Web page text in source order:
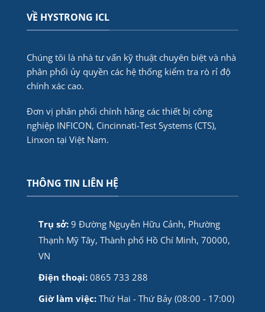
VỀ HYSTRONG ICL
Chúng tôi là nhà tư vấn kỹ thuật chuyên biệt và nhà
phân phối ủy quyền các hệ thống kiểm tra rò rỉ độ
chính xác cao.
Đơn vị phân phối chính hãng các thiết bị công
nghiệp INFICON, Cincinnati-Test Systems (CTS),
Linxon tại Việt Nam.
THÔNG TIN LIÊN HỆ
Trụ sở: 9 Đường Nguyễn Hữu Cảnh, Phường
Thạnh Mỹ Tây, Thành phố Hồ Chí Minh, 70000,
VN
Điện thoại:0865 733 288
Giờ làm việc:Thứ Hai - Thứ Bảy (08:00 - 17:00)